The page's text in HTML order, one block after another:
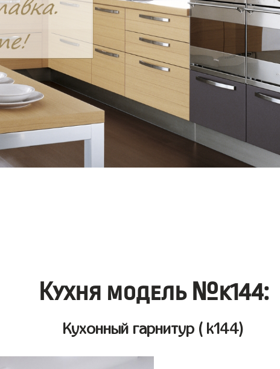
Кухня модель №k144:
Кухонный гарнитур ( k144)